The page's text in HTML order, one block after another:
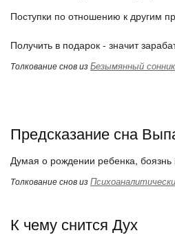
Поступки по отношению к другим
Получить в подарок - значит
Толкование снов изБезымянный сонник
Предсказание сна
Думая о рождении ребенка,
Толкование снов из
К чему снится Дух